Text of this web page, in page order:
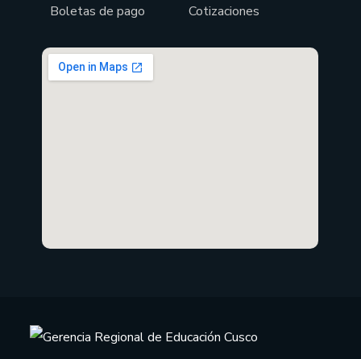
Boletas de pago
Cotizaciones